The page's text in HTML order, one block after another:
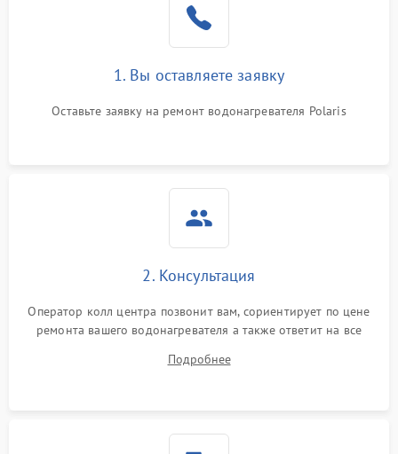
1. Вы оставляете заявку
Оставьте заявку на ремонт водонагревателя Polaris
2. Консультация
Оператор колл центра позвонит вам, сориентирует по цене
ремонта вашего водонагревателя а также ответит на все
Подробнее